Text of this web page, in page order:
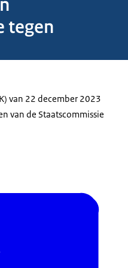
tegen
van 22 december 2023
van de Staatscommissie